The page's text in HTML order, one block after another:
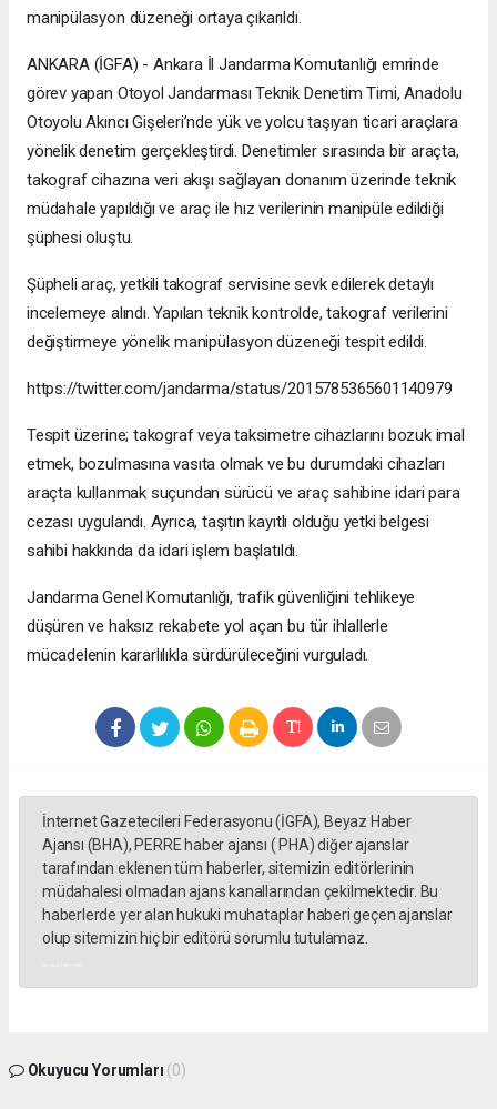
manipülasyon düzeneği ortaya çıkarıldı.
ANKARA (İGFA) - Ankara İl Jandarma Komutanlığı emrinde
görev yapan Otoyol Jandarması Teknik Denetim Timi, Anadolu
Otoyolu Akıncı Gişeleri’nde yük ve yolcu taşıyan ticari araçlara
yönelik denetim gerçekleştirdi. Denetimler sırasında bir araçta,
takograf cihazına veri akışı sağlayan donanım üzerinde teknik
müdahale yapıldığı ve araç ile hız verilerinin manipüle edildiği
şüphesi oluştu.
Şüpheli araç, yetkili takograf servisine sevk edilerek detaylı
incelemeye alındı. Yapılan teknik kontrolde, takograf verilerini
değiştirmeye yönelik manipülasyon düzeneği tespit edildi.
https://twitter.com/jandarma/status/2015785365601140979
Tespit üzerine; takograf veya taksimetre cihazlarını bozuk imal
etmek, bozulmasına vasıta olmak ve bu durumdaki cihazları
araçta kullanmak suçundan sürücü ve araç sahibine idari para
cezası uygulandı. Ayrıca, taşıtın kayıtlı olduğu yetki belgesi
sahibi hakkında da idari işlem başlatıldı.
Jandarma Genel Komutanlığı, trafik güvenliğini tehlikeye
düşüren ve haksız rekabete yol açan bu tür ihlallerle
mücadelenin kararlılıkla sürdürüleceğini vurguladı.
İnternet Gazetecileri Federasyonu (İGFA), Beyaz Haber
Ajansı (BHA), PERRE haber ajansı ( PHA) diğer ajanslar
tarafından eklenen tüm haberler, sitemizin editörlerinin
müdahalesi olmadan ajans kanallarından çekilmektedir. Bu
haberlerde yer alan hukuki muhataplar haberi geçen ajanslar
olup sitemizin hiç bir editörü sorumlu tutulamaz.
Okuyucu Yorumları (0)